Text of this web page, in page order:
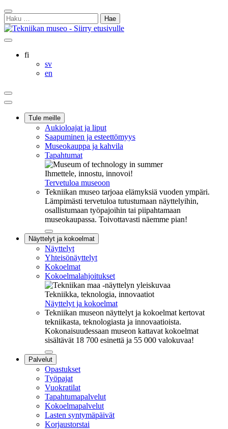
Siirry
sisältöön
Sulje
hakukenttä
Haku:
Ostoskorisi
Oma
Hae
sivultafi
svSvenska
en
Ostoskorisi
Oma
tiliHae
Päävalikko
Tule meille
Aukioloajat ja liput
Saapuminen ja esteettömyys
Museokauppa ja kahvila
Tapahtumat
Ihmettele, innostu, innovoi!
Tervetuloa museoon
Tekniikan museo tarjoaa elämyksiä vuoden ympäri.
Lämpimästi tervetuloa tutustumaan näyttelyihin,
osallistumaan työpajoihin tai piipahtamaan
museokaupassa. Toivottavasti näemme pian!
Sulje
alavalikko
Näyttelyt ja kokoelmat
Näyttelyt
Yhteisönäyttelyt
Kokoelmat
Kokoelmalahjoitukset
Tekniikka, teknologia, innovaatiot
Näyttelyt ja kokoelmat
Tekniikan museon näyttelyt ja kokoelmat kertovat
tekniikasta, teknologiasta ja innovaatioista.
Kokonaisuudessaan museon kattavat kokoelmat
sisältävät 18 700 esinettä ja 55 000 valokuvaa!
Sulje
alavalikko
Palvelut
Opastukset
Työpajat
Vuokratilat
Tapahtumapalvelut
Kokoelmapalvelut
Lasten syntymäpäivät
Korjaustorstai